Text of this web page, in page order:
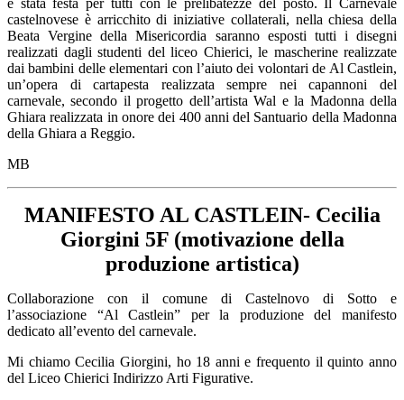
è stata festa per tutti con le prelibatezze del posto. Il Carnevale
castelnovese è arricchito di iniziative collaterali, nella chiesa della
Beata Vergine della Misericordia saranno esposti tutti i disegni
realizzati dagli studenti del liceo Chierici, le mascherine realizzate
dai bambini delle elementari con l’aiuto dei volontari de Al Castlein,
un’opera di cartapesta realizzata sempre nei capannoni del
carnevale, secondo il progetto dell’artista Wal e la Madonna della
Ghiara realizzata in onore dei 400 anni del Santuario della Madonna
della Ghiara a Reggio.
MB
MANIFESTO AL CASTLEIN- Cecilia
Giorgini 5F (motivazione della
produzione artistica)
Collaborazione con il comune di Castelnovo di Sotto e
l’associazione “Al Castlein” per la produzione del manifesto
dedicato all’evento del carnevale.
Mi chiamo Cecilia Giorgini, ho 18 anni e frequento il quinto anno
del Liceo Chierici Indirizzo Arti Figurative.